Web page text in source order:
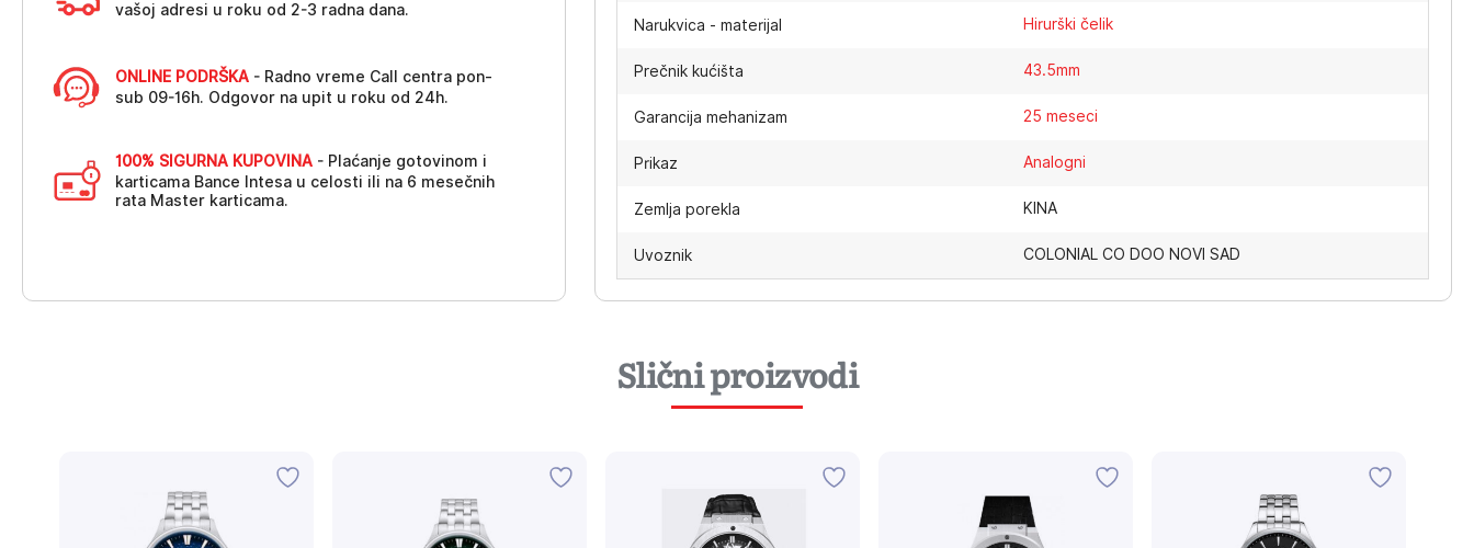
vašoj adresi u roku od 2-3 radna dana.
ONLINE PODRŠKA - Radno vreme Call centra pon-
sub 09-16h. Odgovor na upit u roku od 24h.
100% SIGURNA KUPOVINA - Plaćanje gotovinom i
karticama Bance Intesa u celosti ili na 6 mesečnih
rata Master karticama.
Narukvica - materijal Hirurški čelik
Prečnik kućišta 43.5mm
Garancija mehanizam 25 meseci
Prikaz Analogni
Zemlja porekla KINA
Uvoznik COLONIAL CO DOO NOVI SAD
Slični proizvodi